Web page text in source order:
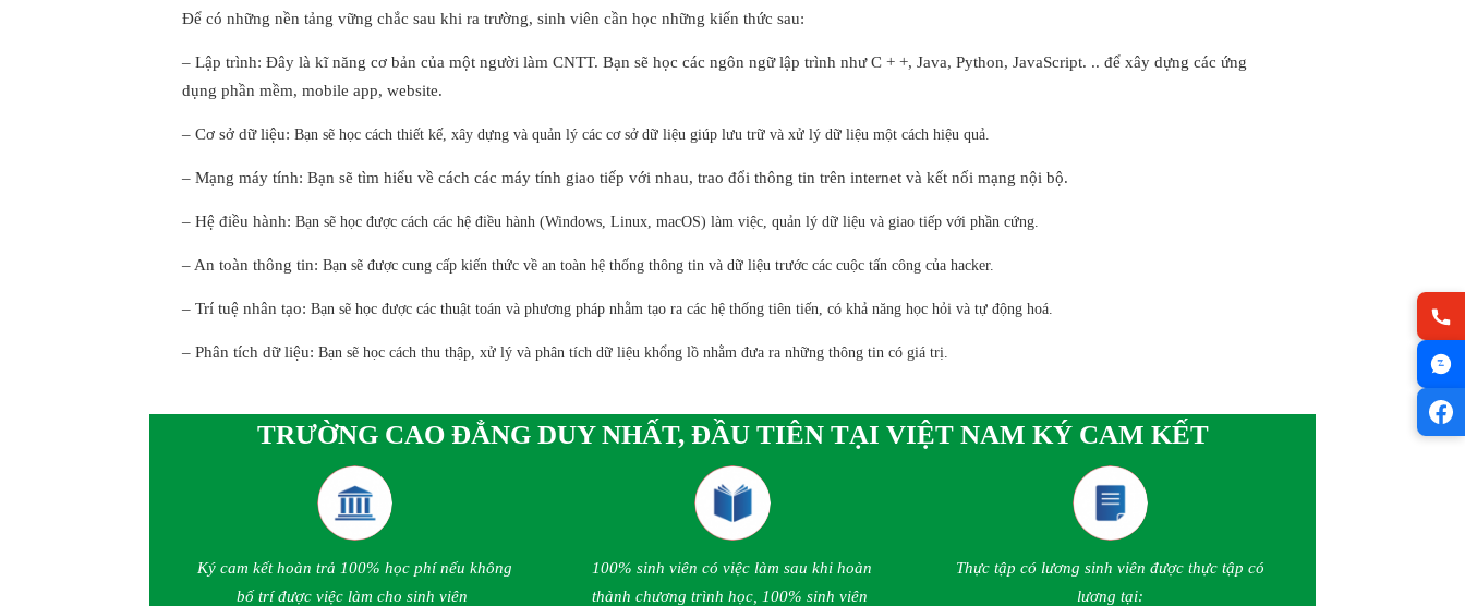
Để có những nền tảng vững chắc sau khi ra trường, sinh viên cần học những kiến thức sau:
– Lập trình: Đây là kĩ năng cơ bản của một người làm CNTT. Bạn sẽ học các ngôn ngữ lập trình như C + +, Java, Python, JavaScript. .. để xây dựng các ứng
dụng phần mềm, mobile app, website.
– Cơ sở dữ liệu: Bạn sẽ học cách thiết kế, xây dựng và quản lý các cơ sở dữ liệu giúp lưu trữ và xử lý dữ liệu một cách hiệu quả.
– Mạng máy tính: Bạn sẽ tìm hiểu về cách các máy tính giao tiếp với nhau, trao đổi thông tin trên internet và kết nối mạng nội bộ.
– Hệ điều hành: Bạn sẽ học được cách các hệ điều hành (Windows, Linux, macOS) làm việc , quản lý dữ liệu và giao tiếp với phần cứng.
– An toàn thông tin: Bạn sẽ được cung cấp kiến thức về an toàn hệ thống thông tin và dữ liệu trước các cuộc tấn công của hacker.
– Trí tuệ nhân tạo: Bạn sẽ học được các thuật toán và phương pháp nhằm tạo ra các hệ thống tiên tiến , có khả năng học hỏi và tự động hoá.
– Phân tích dữ liệu: Bạn sẽ học cách thu thập, xử lý và phân tích dữ liệu khổng lồ nhằm đưa ra những thông tin có giá trị.
TRƯỜNG CAO ĐẲNG DUY NHẤT, ĐẦU TIÊN TẠI VIỆT NAM KÝ CAM KẾT
Ký cam kết hoàn trả 100% học phí nếu không
bố trí được việc làm cho sinh viên
100% sinh viên có việc làm sau khi hoàn
thành chương trình học, 100% sinh viên
Thực tập có lương sinh viên được thực tập có
lương tại: